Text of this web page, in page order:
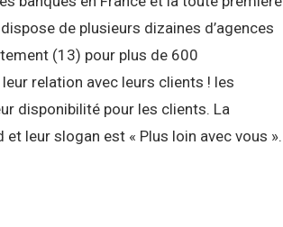
de plusieurs dizaines d’agences
(13) pour plus de 600
relation avec leurs clients ! les
disponibilité pour les clients. La
leur slogan est « Plus loin avec vous ».